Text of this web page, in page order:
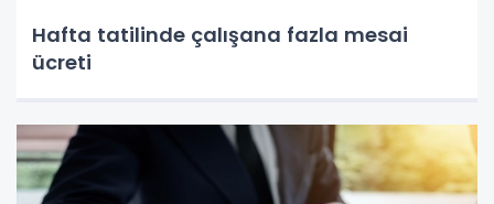
Hafta tatilinde çalışana fazla mesai
ücreti